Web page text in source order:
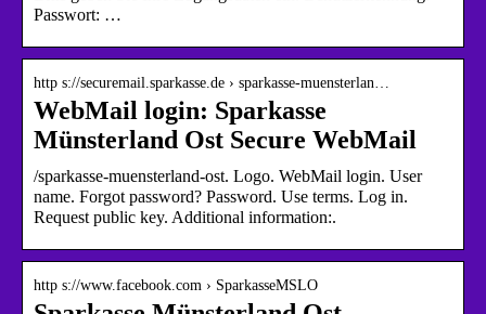
Passwort: …
http s://securemail.sparkasse.de › sparkasse-muensterlan…
WebMail login: Sparkasse
Münsterland Ost Secure WebMail
/sparkasse-muensterland-ost. Logo. WebMail login. User
name. Forgot password? Password. Use terms. Log in.
Request public key. Additional information:.
http s://www.facebook.com › SparkasseMSLO